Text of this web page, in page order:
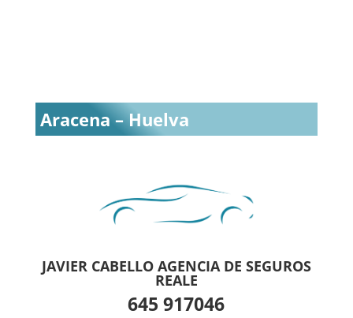
Aracena – Huelva
JAVIER CABELLO AGENCIA DE SEGUROS
REALE
645 917046